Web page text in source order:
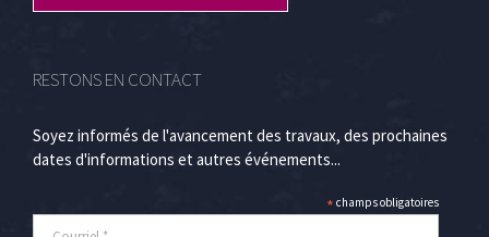
RESTONS EN CONTACT
Soyez informés de l'avancement des travaux, des prochaines
dates d'informations et autres événements...
* champs obligatoires